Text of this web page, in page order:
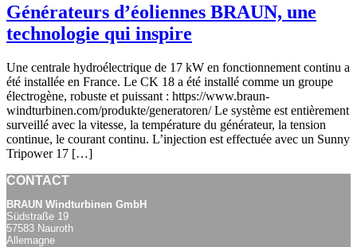
Générateurs d’éoliennes BRAUN, une
technologie qui inspire
Une centrale hydroélectrique de 17 kW en fonctionnement continu a
été installée en France. Le CK 18 a été installé comme un groupe
électrogène, robuste et puissant : https://www.braun-
windturbinen.com/produkte/generatoren/ Le système est entièrement
surveillé avec la vitesse, la température du générateur, la tension
continue, le courant continu. L’injection est effectuée avec un Sunny
Tripower 17 […]
CONTACT
BRAUN Windturbinen GmbH
Südstraße 19
57583 Nauroth
Allemagne